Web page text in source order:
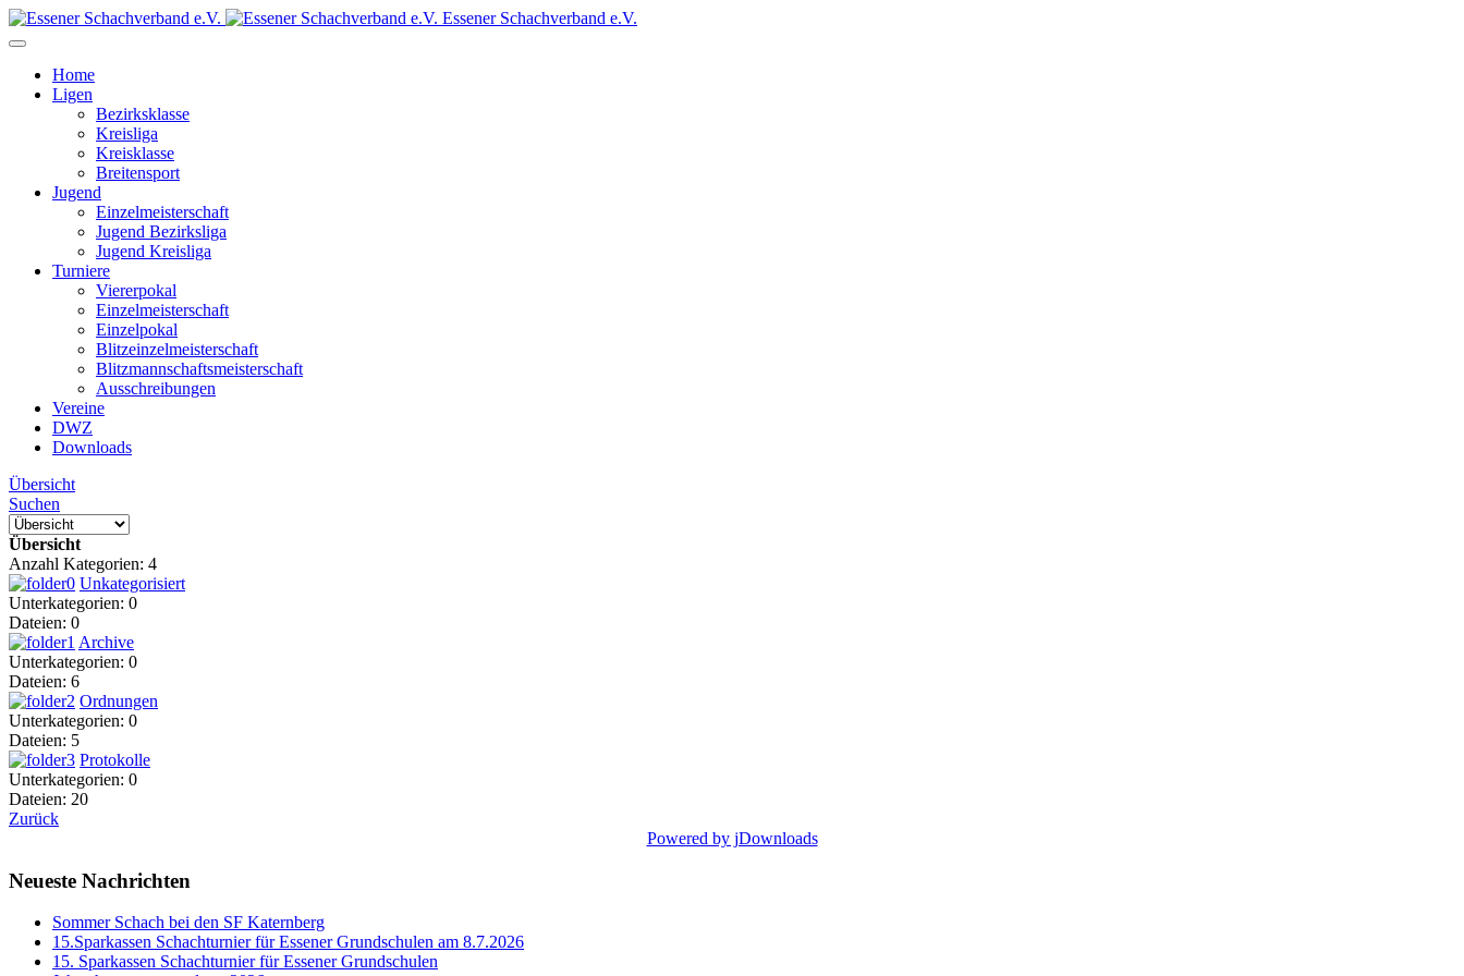
Essener Schachverband e.V.
Home
Ligen
Bezirksklasse
Kreisliga
Kreisklasse
Breitensport
Jugend
Einzelmeisterschaft
Jugend Bezirksliga
Jugend Kreisliga
Turniere
Viererpokal
Einzelmeisterschaft
Einzelpokal
Blitzeinzelmeisterschaft
Blitzmannschaftsmeisterschaft
Ausschreibungen
Vereine
DWZ
Downloads
Übersicht
Suchen
Übersicht
Anzahl Kategorien: 4
Unkategorisiert
Unterkategorien: 0
Dateien: 0
Archive
Unterkategorien: 0
Dateien: 6
Ordnungen
Unterkategorien: 0
Dateien: 5
Protokolle
Unterkategorien: 0
Dateien: 20
Zurück
Powered by jDownloads
Neueste Nachrichten
Sommer Schach bei den SF Katernberg
15.Sparkassen Schachturnier für Essener Grundschulen am 8.7.2026
15. Sparkassen Schachturnier für Essener Grundschulen